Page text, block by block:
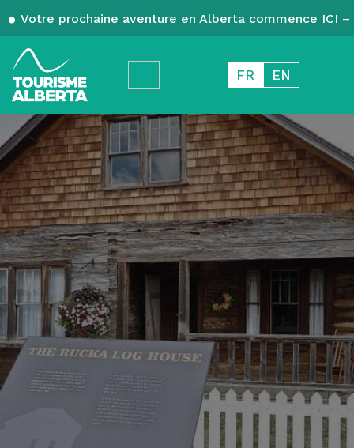
Votre prochaine aventure en Alberta commence ICI
FR EN